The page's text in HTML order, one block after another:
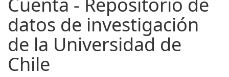
datos de investigación
de la Universidad de
Chile